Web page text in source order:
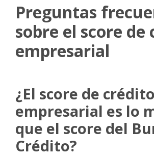
Preguntas
sobre el score de
empresarial
¿El score de crédito
empresarial es lo
que el score del
Crédito?